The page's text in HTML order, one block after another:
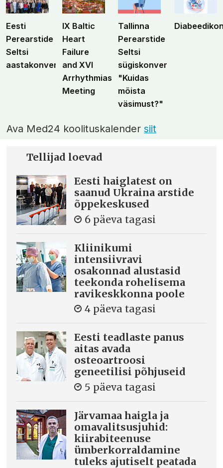
Eesti
Perearstide
Seltsi
aastakonverents
IX Baltic
Heart
Failure
and XVI
Arrhythmias
Meeting
Tallinna
Perearstide
Seltsi
sügiskonverents
"Kuidas
mõista
väsimust?"
Ava Med24 koolituskalendersiit
Tellijad loevad
Eesti haiglatest on
saanud Ukraina arstide
õppekeskused
6 päeva tagasi
Kliinikumi
intensiivravi
osakonnad alustasid
teekonda rohelisema
ravikeskkonna poole
4 päeva tagasi
Eesti teadlaste panus
aitas avada
osteoartroosi
geneetilisi põhjuseid
5 päeva tagasi
Järvamaa haigla ja
omavalitsusjuhid:
kiirabiteenuse
ümberkorraldamine
tuleks ajutiselt peatada